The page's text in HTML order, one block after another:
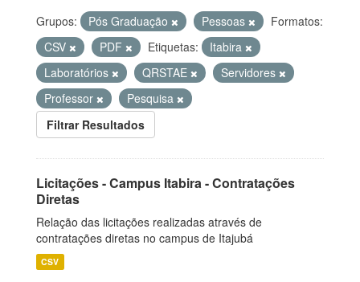
Grupos: Pós Graduação Pessoas
Formatos:
CSV
PDF Etiquetas:
Itabira
Laboratórios
QRSTAE
Servidores
Professor
Pesquisa
Filtrar Resultados
Licitações - Campus Itabira - Contratações
Diretas
Relação das licitações realizadas através de
contratações diretas no campus de Itajubá
CSV